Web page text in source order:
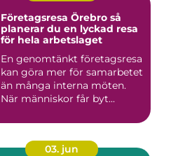
Företagsresa Örebro så
planerar du en lyckad resa
för hela arbetslaget
En genomtänkt företagsresa
kan göra mer för samarbetet
än många interna möten.
När människor får byt...
03. jun